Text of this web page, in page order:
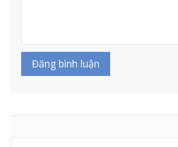
Đăng bình luận